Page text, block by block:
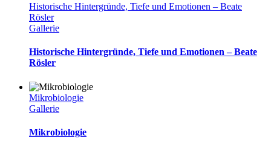
Historische Hintergründe, Tiefe und Emotionen – Beate
Rösler
Gallerie
Historische Hintergründe, Tiefe und Emotionen – Beate
Rösler
Mikrobiologie
Gallerie
Mikrobiologie